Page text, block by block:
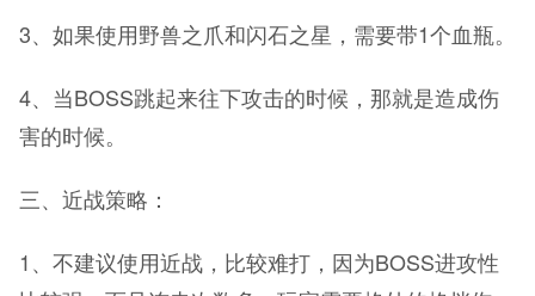
3、如果使用野兽之爪和闪石之星，需要带1个血瓶。
4、当BOSS跳起来往下攻击的时候，那就是造成伤
害的时候。
三、近战策略：
1、不建议使用近战，比较难打，因为BOSS进攻性